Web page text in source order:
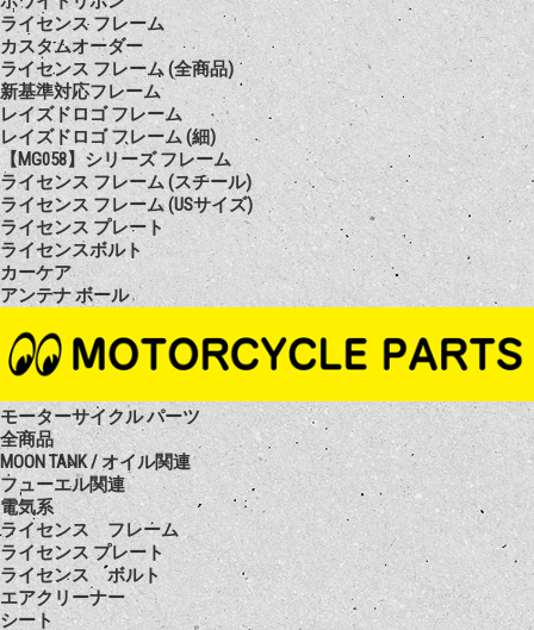
ライセンス フレーム
カスタムオーダー
ライセンス フレーム (全商品)
新基準対応フレーム
レイズドロゴ フレーム
レイズドロゴ フレーム (細)
【MG058】シリーズ フレーム
ライセンス フレーム (スチール)
ライセンス フレーム (USサイズ)
ライセンス プレート
ライセンスボルト
カーケア
アンテナ ボール
モーターサイクル パーツ
全商品
MOON TANK / オイル関連
フューエル関連
電気系
ライセンス フレーム
ライセンス プレート
ライセンス ボルト
エアクリーナー
シート